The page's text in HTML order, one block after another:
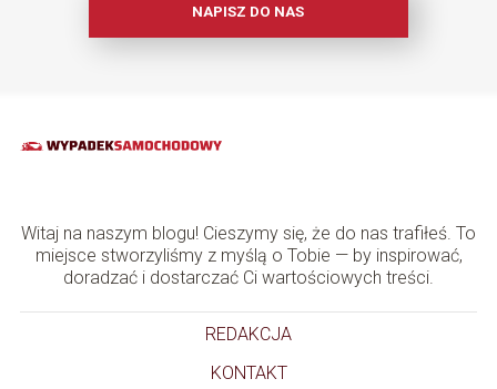
NAPISZ DO NAS
Witaj na naszym blogu! Cieszymy się, że do nas trafiłeś. To
miejsce stworzyliśmy z myślą o Tobie — by inspirować,
doradzać i dostarczać Ci wartościowych treści.
REDAKCJA
KONTAKT